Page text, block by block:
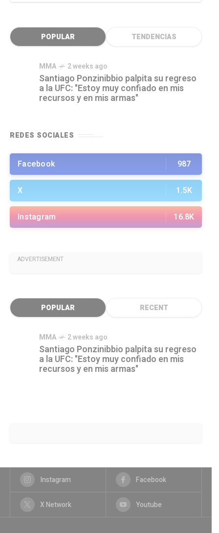
POPULAR TENDENCIAS
MMA 2 weeks ago
Santiago Ponzinibbio palpita su regreso
a la UFC: "Estoy muy confiado en mis
recursos y en mis armas"
REDES SOCIALES
Facebook 987
X 1.5K
Instagram 16.8K
ADVERTISEMENT
POPULAR RECENT
MMA 2 weeks ago
Santiago Ponzinibbio palpita su regreso
a la UFC: "Estoy muy confiado en mis
recursos y en mis armas"
Instagram Facebook
X Network Youtube